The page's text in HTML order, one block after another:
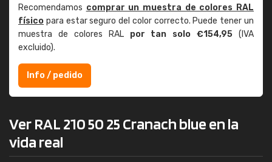
Recomendamos comprar un muestra de colores RAL
físico para estar seguro del color correcto. Puede tener un
muestra de colores RAL por tan solo €154,95 (IVA
excluido).
Info / pedido
Ver RAL 210 50 25 Cranach blue en la
vida real